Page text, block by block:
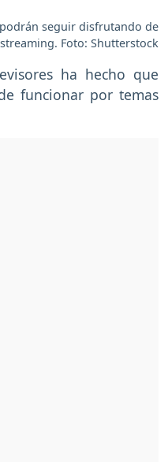
seguir disfrutando de
Foto: Shutterstock
ha hecho que
funcionar por temas